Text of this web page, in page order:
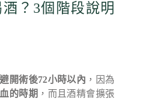
？3個階段說明
開術後72小時以內 ，因為
的時期 ，而且酒精會擴張